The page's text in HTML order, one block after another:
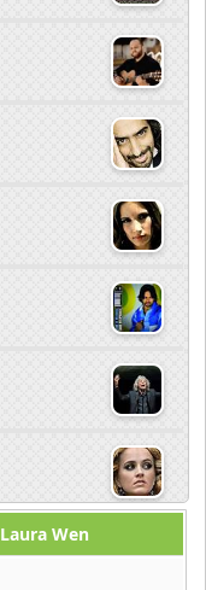
Laura Wen